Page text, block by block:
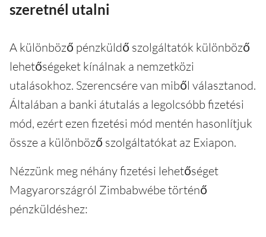
szeretnél utalni
A különböző pénzküldő szolgáltatók különböző
lehetőségeket kínálnak a nemzetközi
utalásokhoz. Szerencsére van miből választanod.
Általában a banki átutalás a legolcsóbb fizetési
mód, ezért ezen fizetési mód mentén hasonlítjuk
össze a különböző szolgáltatókat az Exiapon.
Nézzünk meg néhány fizetési lehetőséget
Magyarországról Zimbabwébe történő
pénzküldéshez: